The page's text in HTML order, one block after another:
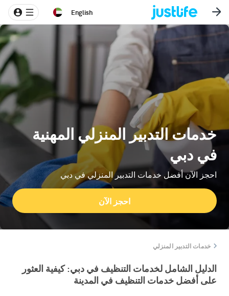
English
خدمات التدبير المنزلي المهنية
في دبي
احجز الآن أفضل خدمات التدبير المنزلي في دبي
احجز الآن
خدمات التدبير المنزلي
الدليل الشامل لخدمات التنظيف في دبي: كيفية العثور
على أفضل خدمات التنظيف في المدينة